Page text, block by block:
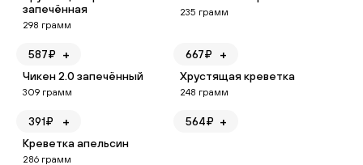
запечённая
298 грамм
587₽ +
235 грамм
667₽ +
Чикен 2.0 запечённый
309 грамм
391₽ +
Хрустящая креветка
248 грамм
564₽ +
Креветка апельсин
286 грамм